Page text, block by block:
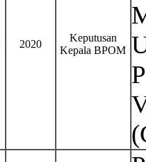
2020
Keputusan
Kepala BPOM